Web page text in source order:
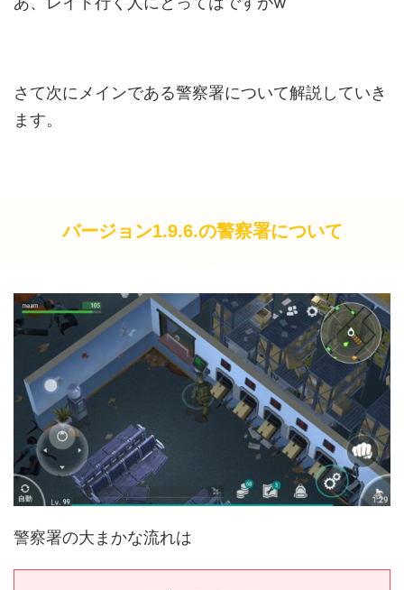
さて次にメインである警察署について解説していき
ます。
バージョン1.9.6.の警察署について
警察署の大まかな流れは